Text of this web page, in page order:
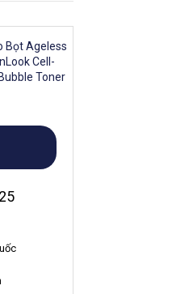
Bọt Ageless
Cell-
Toner